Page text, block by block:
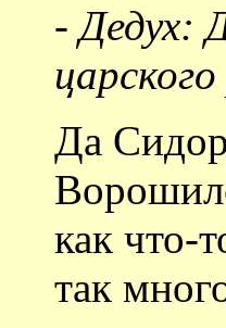
-Дедух:
Да
как что-
так